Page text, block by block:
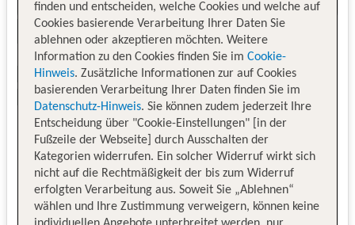
finden und entscheiden, welche Cookies und welche auf
Cookies basierende Verarbeitung Ihrer Daten Sie
ablehnen oder akzeptieren möchten. Weitere
Information zu den Cookies finden Sie im Cookie-
Hinweis. Zusätzliche Informationen zur auf Cookies
basierenden Verarbeitung Ihrer Daten finden Sie im
Datenschutz-Hinweis. Sie können zudem jederzeit Ihre
Entscheidung über "Cookie-Einstellungen" [in der
Fußzeile der Webseite] durch Ausschalten der
Kategorien widerrufen. Ein solcher Widerruf wirkt sich
nicht auf die Rechtmäßigkeit der bis zum Widerruf
erfolgten Verarbeitung aus. Soweit Sie „Ablehnen“
wählen und Ihre Zustimmung verweigern, können keine